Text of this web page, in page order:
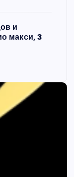
и
макси, 3